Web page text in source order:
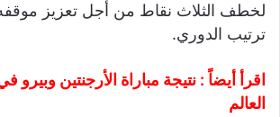
لخطف الثلاث نقاط من أجل تعزيز
ترتيب الدوري.
اقرأ أيضاً : نتيجة مباراة الأرجنتين
العالم